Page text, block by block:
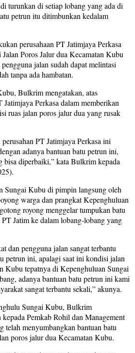
turunkan di setiap lobang yang ada di
petrun itu ditimbunkan kedalam
perusahaan PT Jatimjaya Perkasa
Poros Jalur dua Kecamatan Kubu
jalan sudah dapat melintasi
tanpa ada hambatan.
Bulkrim mengatakan, atas
Jatimjaya Perkasa dalam memberikan
ruas jalan poros jalur dua yang rusak
PT Jatimjaya Perkasa ini
adanya bantuan batu petrun ini,
bisa diperbaiki,” kata Bulkrim kepada
Sungai Kubu di pimpin langsung oleh
warga dan prangkat Kepenghuluan
royong menggelar tumpukan batu
Jatim ke dalam lobang-lobang yang
dan pengguna jalan sangat terbantu
petrun ini, apalagi saat ini kondisi jalan
Kubu tepatnya di Kepenghuluan Sungai
adanya bantuan batu petrun ini kami
sangat terbantu sekali,” akunya.
Sungai Kubu, Bulkrim
Pemkab Rohil dan Management
telah menyumbangkan bantuan batu
poros jalur dua Kecamatan Kubu.